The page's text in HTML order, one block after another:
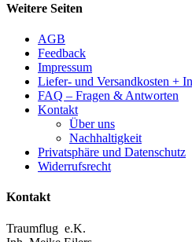
Weitere Seiten
AGB
Feedback
Impressum
Liefer- und Versandkosten +
FAQ – Fragen & Antworten
Kontakt
Über uns
Nachhaltigkeit
Privatsphäre und Datenschutz
Widerrufsrecht
Kontakt
Traumflug e.K.